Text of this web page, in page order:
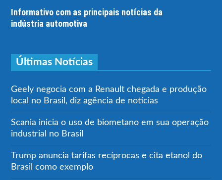
Informativo com as principais notícias da
indústria automotiva
Últimas Notícias
Geely negocia com a Renault chegada e produção
local no Brasil, diz agência de notícias
Scania inicia o uso de biometano em sua operação
industrial no Brasil
Trump anuncia tarifas recíprocas e cita etanol do
Brasil como exemplo